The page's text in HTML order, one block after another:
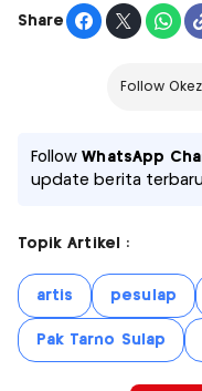
Share
Follow
FollowWhatsApp
update berita
Topik Artikel :
artis pesulap
Pak Tarno Sulap